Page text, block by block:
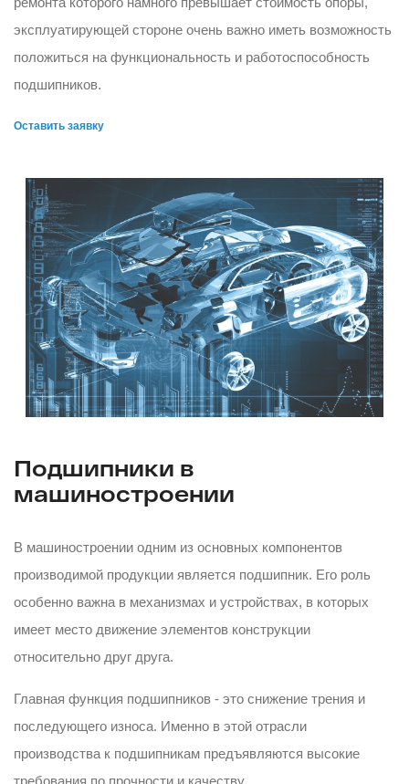
эксплуатирующей стороне очень важно иметь возможность
положиться на функциональность и работоспособность
подшипников.
Оставить заявку
Подшипники в
машиностроении
В машиностроении одним из основных компонентов
производимой продукции является подшипник. Его роль
особенно важна в механизмах и устройствах, в которых
имеет место движение элементов конструкции
относительно друг друга.
Главная функция подшипников - это снижение трения и
последующего износа. Именно в этой отрасли
производства к подшипникам предъявляются высокие